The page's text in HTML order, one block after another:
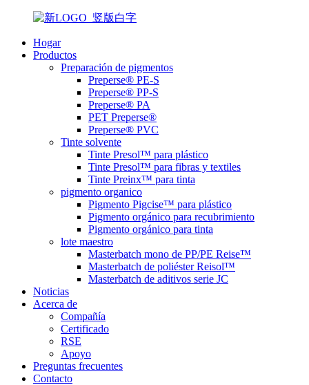
Hogar
Productos
Preparación de pigmentos
Preperse® PE-S
Preperse® PP-S
Preperse® PA
PET Preperse®
Preperse® PVC
Tinte solvente
Tinte Presol™ para plástico
Tinte Presol™ para fibras y textiles
Tinte Preinx™ para tinta
pigmento organico
Pigmento Pigcise™ para plástico
Pigmento orgánico para recubrimiento
Pigmento orgánico para tinta
lote maestro
Masterbatch mono de PP/PE Reise™
Masterbatch de poliéster Reisol™
Masterbatch de aditivos serie JC
Noticias
Acerca de
Compañía
Certificado
RSE
Apoyo
Preguntas frecuentes
Contacto